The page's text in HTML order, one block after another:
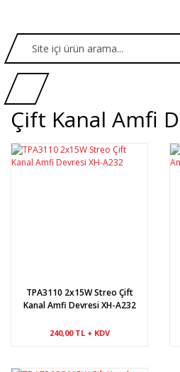
Çift Kanal Amfi
TPA3110 2x15W Streo Çift
Kanal Amfi Devresi XH-A232
240,00 TL + KDV